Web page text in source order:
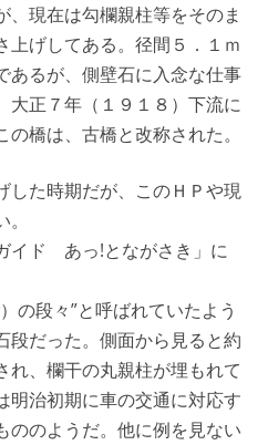
現在は勾欄親柱等をそのま
上げしてある。径間５．１ｍ
あるが、側壁石に入念な仕事
大正７年（１９１８）下流に
橋は、古橋と改称された。
した時期だが、このＨＰや現
イド あっ!とながさき」に
の段々”と呼ばれていたよう
段だった。側面から見ると約
れ、欄干の丸親柱が埋もれて
明治初期に車の交通に対応す
ののようだ。他に例を見ない